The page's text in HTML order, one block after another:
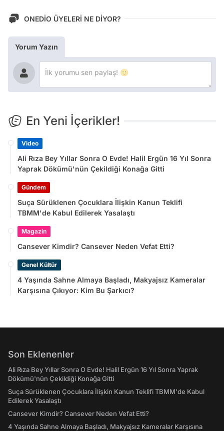
ONEDİO ÜYELERİ NE DİYOR?
Yorum Yazın
En Yeni İçerikler!
Video
Ali Rıza Bey Yıllar Sonra O Evde! Halil Ergün 16 Yıl Sonra
Yaprak Dökümü'nün Çekildiği Konağa Gitti
Gündem
Suça Sürüklenen Çocuklara İlişkin Kanun Teklifi
TBMM'de Kabul Edilerek Yasalaştı
Magazin
Cansever Kimdir? Cansever Neden Vefat Etti?
Genel Kültür
4 Yaşında Sahne Almaya Başladı, Makyajsız Kameralar
Karşısına Çıkıyor: Kim Bu Şarkıcı?
Son Eklenenler
Ali Rıza Bey Yıllar Sonra O Evde! Halil Ergün 16 Yıl Sonra Yaprak
Dökümü'nün Çekildiği Konağa Gitti
Suça Sürüklenen Çocuklara İlişkin Kanun Teklifi TBMM'de Kabul
Edilerek Yasalaştı
Cansever Kimdir? Cansever Neden Vefat Etti?
4 Yaşında Sahne Almaya Başladı, Makyajsız Kameralar Karşısına